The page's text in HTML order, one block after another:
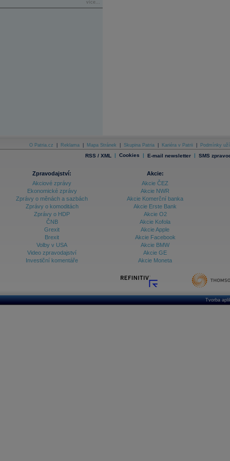
více...
O Patria.cz Reklama Mapa Stránek Skupina Patria Kariéra v Patrii Podmínky
RSS / XML | Cookies | E-mail newsletter | SMS
Zpravodajství:
Akciové zprávy
Ekonomické zprávy
Zprávy o měnách a sazbách
Zprávy o komoditách
Zprávy o HDP
ČNB
Grexit
Brexit
Volby v USA
Video zpravodajství
Investiční komentáře
Akcie:
Akcie ČEZ
Akcie NWR
Akcie Komerční banka
Akcie Erste Bank
Akcie O2
Akcie Kofola
Akcie Apple
Akcie Facebook
Akcie BMW
Akcie GE
Akcie Moneta
Tvorba